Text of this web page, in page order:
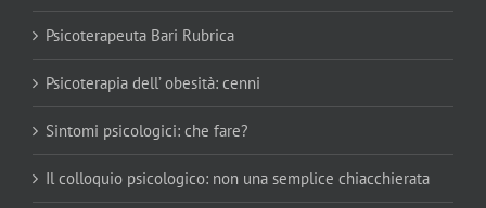
Psicoterapeuta Bari Rubrica
Psicoterapia dell’ obesità: cenni
Sintomi psicologici: che fare?
Il colloquio psicologico: non una semplice chiacchierata